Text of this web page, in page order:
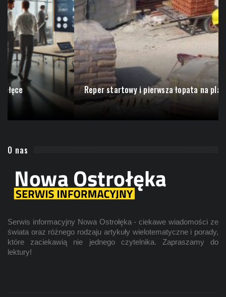
Wzrost i rozwój technologiczny w Ostrołęce
O nas
Serwis informacyjny Nowa Ostrołęka - ciekawe wiadomości ze
świata oraz różnego rodzaju artykuły wielotematyczne i porady,
które zaciekawią nie jednego czytelnika. Zapraszamy do
lektury!